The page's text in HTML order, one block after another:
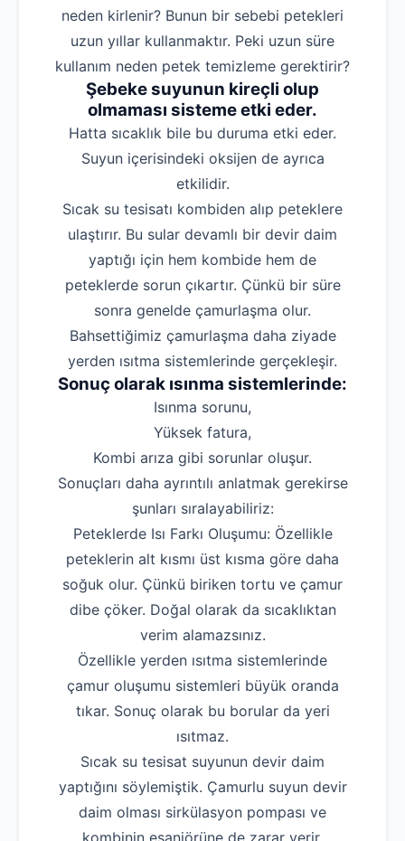
neden kirlenir? Bunun bir sebebi petekleri
uzun yıllar kullanmaktır. Peki uzun süre
kullanım neden petek temizleme gerektirir?
Şebeke suyunun kireçli olup
olmaması sisteme etki eder.
Hatta sıcaklık bile bu duruma etki eder.
Suyun içerisindeki oksijen de ayrıca
etkilidir.
Sıcak su tesisatı kombiden alıp peteklere
ulaştırır. Bu sular devamlı bir devir daim
yaptığı için hem kombide hem de
peteklerde sorun çıkartır. Çünkü bir süre
sonra genelde çamurlaşma olur.
Bahsettiğimiz çamurlaşma daha ziyade
yerden ısıtma sistemlerinde gerçekleşir.
Sonuç olarak ısınma sistemlerinde:
Isınma sorunu,
Yüksek fatura,
Kombi arıza gibi sorunlar oluşur.
Sonuçları daha ayrıntılı anlatmak gerekirse
şunları sıralayabiliriz:
Peteklerde Isı Farkı Oluşumu: Özellikle
peteklerin alt kısmı üst kısma göre daha
soğuk olur. Çünkü biriken tortu ve çamur
dibe çöker. Doğal olarak da sıcaklıktan
verim alamazsınız.
Özellikle yerden ısıtma sistemlerinde
çamur oluşumu sistemleri büyük oranda
tıkar. Sonuç olarak bu borular da yeri
ısıtmaz.
Sıcak su tesisat suyunun devir daim
yaptığını söylemiştik. Çamurlu suyun devir
daim olması sirkülasyon pompası ve
kombinin eşanjörüne de zarar verir.